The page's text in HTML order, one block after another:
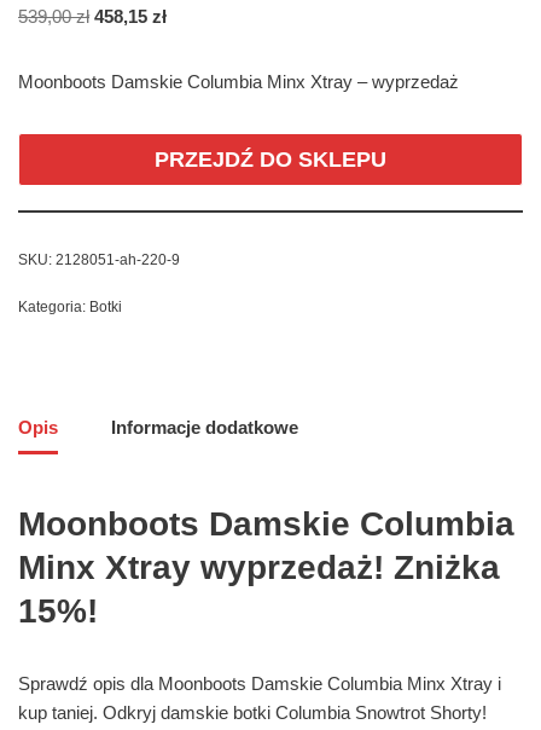
539,00zł 458,15 zł
Moonboots Damskie Columbia Minx Xtray – wyprzedaż
PRZEJDŹ DO SKLEPU
SKU: 2128051-ah-220-9
Kategoria: Botki
Opis Informacje dodatkowe
Moonboots Damskie Columbia
Minx Xtray wyprzedaż! Zniżka
15%!
Sprawdź opis dla Moonboots Damskie Columbia Minx Xtray i
kup taniej. Odkryj damskie botki Columbia Snowtrot Shorty!